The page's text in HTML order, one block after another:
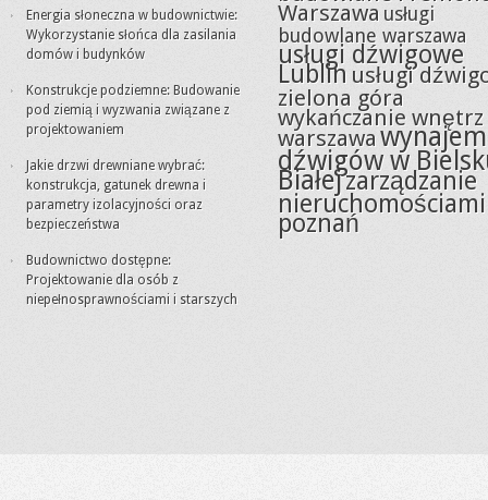
Energia słoneczna w budownictwie:
Wykorzystanie słońca dla zasilania
domów i budynków
Konstrukcje podziemne: Budowanie
pod ziemią i wyzwania związane z
projektowaniem
Jakie drzwi drewniane wybrać:
konstrukcja, gatunek drewna i
parametry izolacyjności oraz
bezpieczeństwa
Budownictwo dostępne:
Projektowanie dla osób z
niepełnosprawnościami i starszych
Warszawa usługi
budowlane warszawa
usługi dźwigowe
Lublin usługi
zielona góra
wykańczanie wnętrz
warszawawynajem
dźwigów w
Białejzarządzanie
nieruchomościami
poznań